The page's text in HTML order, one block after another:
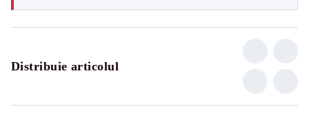
Distribuie articolul